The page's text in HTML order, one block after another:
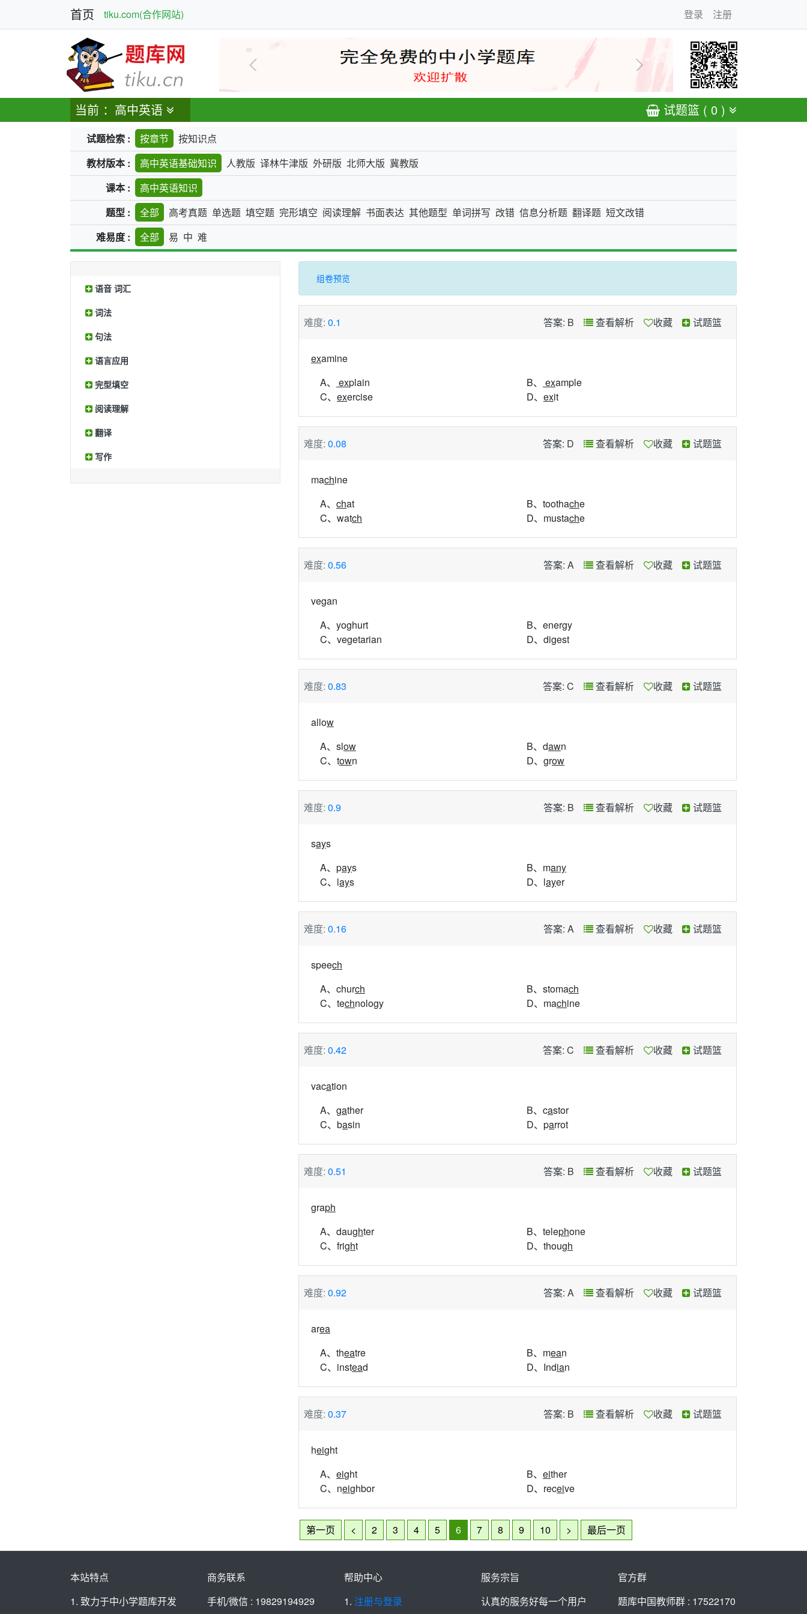
首页 tiku.com(合作网站) 登录 注册
下一张
上一张
当前 ：高中英语 试题篮 ( 0 )
试题检索 : 按章节
按知识点
教材版本 :
高中英语基础知识 人教版 译林牛津版 外研版 北师大版 冀教版
课本 :
高中英语知识
题型 :
全部 高考真题 单选题 填空题 完形填空 阅读理解 书面表达 其他题型 单词拼写 改错 信息分析题 翻译题 短文改错
难易度 :
全部 易 中 难
语音 词汇
词法
句法
语言应用
完型填空
阅读理解
翻译
写作
组卷预览
难度: 0.1 答案: B 查看解析 收藏 试题篮
examine
A、
explain B、 example
C、 exercise D、 exit
难度: 0.08 答案: D 查看解析 收藏 试题篮
machine
A、 chat B、toothache
C、watch D、mustache
难度: 0.56 答案: A 查看解析 收藏 试题篮
vegan
A、yoghurt B、energy
C、vegetarian D、digest
难度: 0.83 答案: C 查看解析 收藏 试题篮
allow
A、slow B、dawn
C、town D、grow
难度: 0.9 答案: B 查看解析 收藏 试题篮
says
A、pays B、many
C、lays D、layer
难度: 0.16 答案: A 查看解析 收藏 试题篮
speech
A、church B、stomach
C、technology D、machine
难度: 0.42 答案: C 查看解析 收藏 试题篮
vacation
A、gather B、castor
C、basin D、parrot
难度: 0.51 答案: B 查看解析 收藏 试题篮
graph
A、daughter B、telephone
C、fright D、though
难度: 0.92 答案: A 查看解析 收藏 试题篮
area
A、theatre B、mean
C、instead D、Indian
难度: 0.37 答案: B 查看解析 收藏 试题篮
height
A、 eight B、 either
C、neighbor D、receive
第一页 < 2 3 4 5 6 7 8 9 10 > 最后一页
本站特点
1. 致力于中小学题库开发
商务联系
手机/微信 : 19829194929
帮助中心
1. 注册与登录
服务宗旨
认真的服务好每一个用户
官方群
题库中国教师群 : 17522170